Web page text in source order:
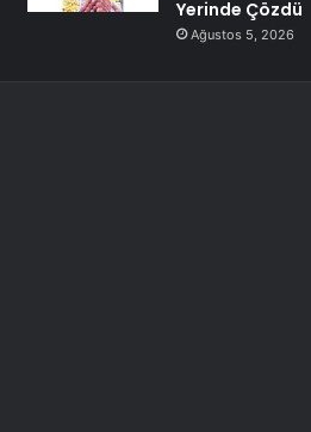
Yerinde Çözdü
Ağustos 5, 2026